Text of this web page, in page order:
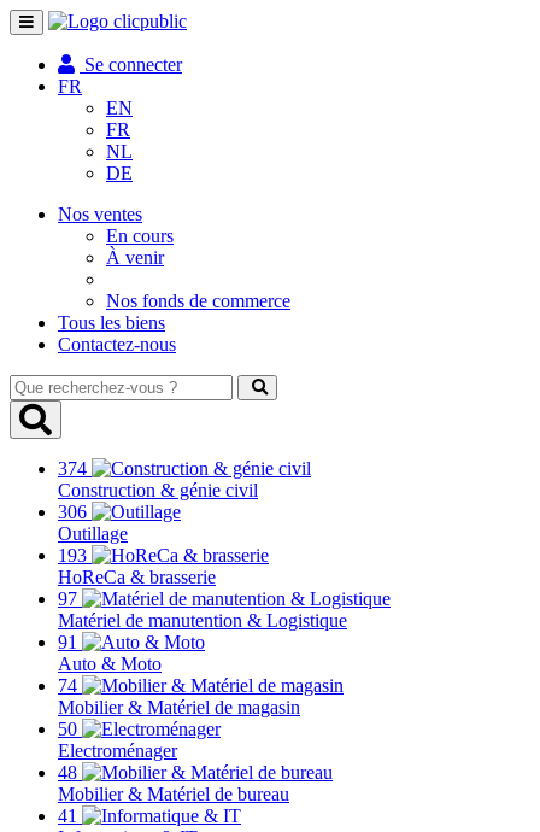
Toggle
navigation
Se connecter
FR
EN
FR
NL
DE
Nos ventes
En cours
À venir
Nos fonds de commerce
Tous les biens
Contactez-nous
Que
recherchez-
vous
374
Construction & génie civil
306
Outillage
193
HoReCa & brasserie
97
Matériel de manutention & Logistique
91
Auto & Moto
74
Mobilier & Matériel de magasin
50
Electroménager
48
Mobilier & Matériel de bureau
41